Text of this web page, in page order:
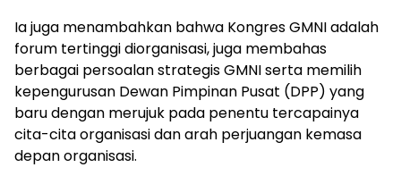
‎Ia juga menambahkan bahwa Kongres GMNI adalah
forum tertinggi diorganisasi, juga membahas
berbagai persoalan strategis GMNI serta memilih
kepengurusan Dewan Pimpinan Pusat (DPP) yang
baru dengan merujuk pada penentu tercapainya
cita-cita organisasi dan arah perjuangan kemasa
depan organisasi.